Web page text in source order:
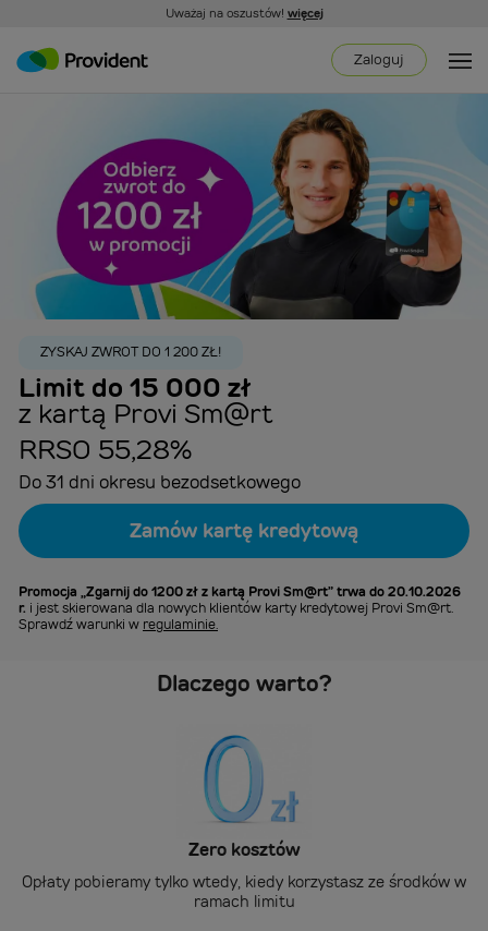
Uważaj na oszustów! więcej
Zaloguj
ZYSKAJ ZWROT DO 1 200 ZŁ!
Limit do 15 000 zł
z kartą Provi Sm@rt
RRSO 55,28%
Do 31 dni okresu bezodsetkowego
Zamów kartę kredytową
Promocja „Zgarnij do 1200 zł z kartą Provi Sm@rt” trwa do 20.10.2026
r. i jest skierowana dla nowych klientów karty kredytowej Provi Sm@rt.
Sprawdź warunki w regulaminie.
Dlaczego warto?
Zero kosztów
Opłaty pobieramy tylko wtedy, kiedy korzystasz ze środków w
ramach limitu